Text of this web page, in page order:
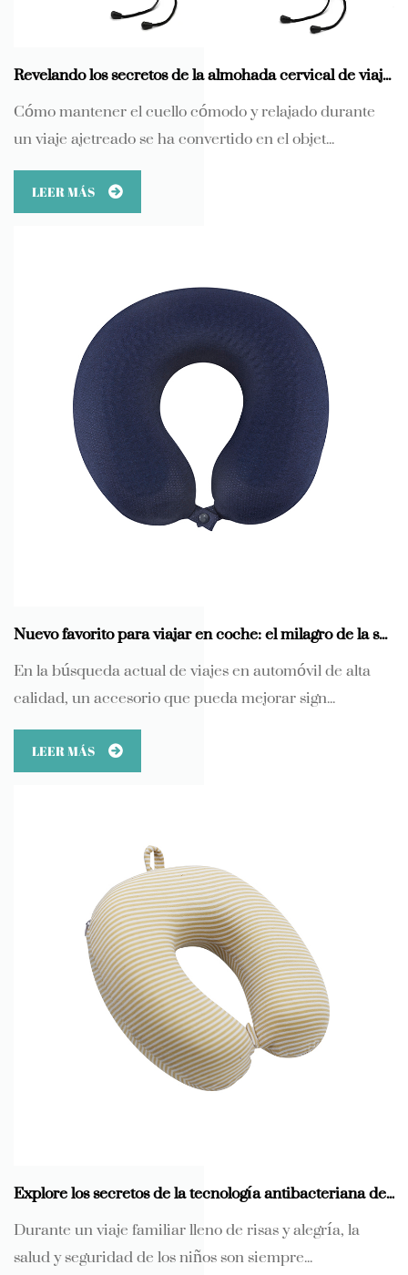
Revelando los secretos de la almohada cervical de viaje de espuma viscoelástica en forma de U con cierres ajustables
Cómo mantener el cuello cómodo y relajado durante
un viaje ajetreado se ha convertido en el objet...
LEER MÁS
Nuevo favorito para viajar en coche: el milagro de la sensación de calor de la almohada para el cuello en forma de U de gel viscoelástico
En la búsqueda actual de viajes en automóvil de alta
calidad, un accesorio que pueda mejorar sign...
LEER MÁS
Explore los secretos de la tecnología antibacteriana de las almohadas en forma de U para niños
Durante un viaje familiar lleno de risas y alegría, la
salud y seguridad de los niños son siempre...